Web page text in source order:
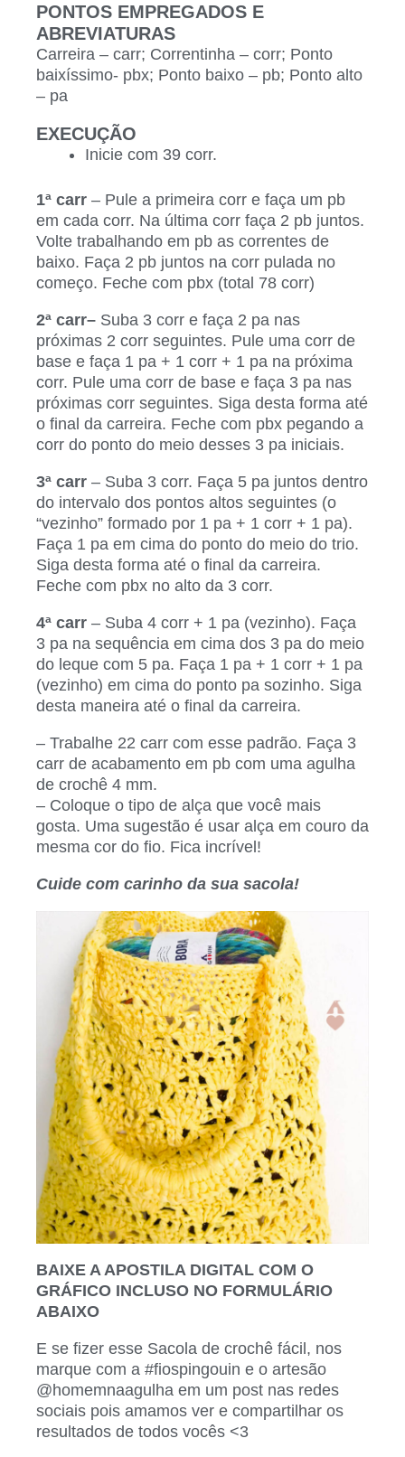
PONTOS EMPREGADOS E
ABREVIATURAS
Carreira – carr; Correntinha – corr; Ponto
baixíssimo- pbx; Ponto baixo – pb; Ponto alto
– pa
EXECUÇÃO
Inicie com 39 corr.
1ª carr – Pule a primeira corr e faça um pb
em cada corr. Na última corr faça 2 pb juntos.
Volte trabalhando em pb as correntes de
baixo. Faça 2 pb juntos na corr pulada no
começo. Feche com pbx (total 78 corr)
2ª carr– Suba 3 corr e faça 2 pa nas
próximas 2 corr seguintes. Pule uma corr de
base e faça 1 pa + 1 corr + 1 pa na próxima
corr. Pule uma corr de base e faça 3 pa nas
próximas corr seguintes. Siga desta forma até
o final da carreira. Feche com pbx pegando a
corr do ponto do meio desses 3 pa iniciais.
3ª carr – Suba 3 corr. Faça 5 pa juntos dentro
do intervalo dos pontos altos seguintes (o
“vezinho” formado por 1 pa + 1 corr + 1 pa).
Faça 1 pa em cima do ponto do meio do trio.
Siga desta forma até o final da carreira.
Feche com pbx no alto da 3 corr.
4ª carr – Suba 4 corr + 1 pa (vezinho). Faça
3 pa na sequência em cima dos 3 pa do meio
do leque com 5 pa. Faça 1 pa + 1 corr + 1 pa
(vezinho) em cima do ponto pa sozinho. Siga
desta maneira até o final da carreira.
– Trabalhe 22 carr com esse padrão. Faça 3
carr de acabamento em pb com uma agulha
de crochê 4 mm.
– Coloque o tipo de alça que você mais
gosta. Uma sugestão é usar alça em couro da
mesma cor do fio. Fica incrível!
Cuide com carinho da sua sacola!
BAIXE A APOSTILA DIGITAL COM O
GRÁFICO INCLUSO NO FORMULÁRIO
ABAIXO
E se fizer esse Sacola de crochê fácil, nos
marque com a #fiospingouin e o artesão
@homemnaagulha em um post nas redes
sociais pois amamos ver e compartilhar os
resultados de todos vocês <3